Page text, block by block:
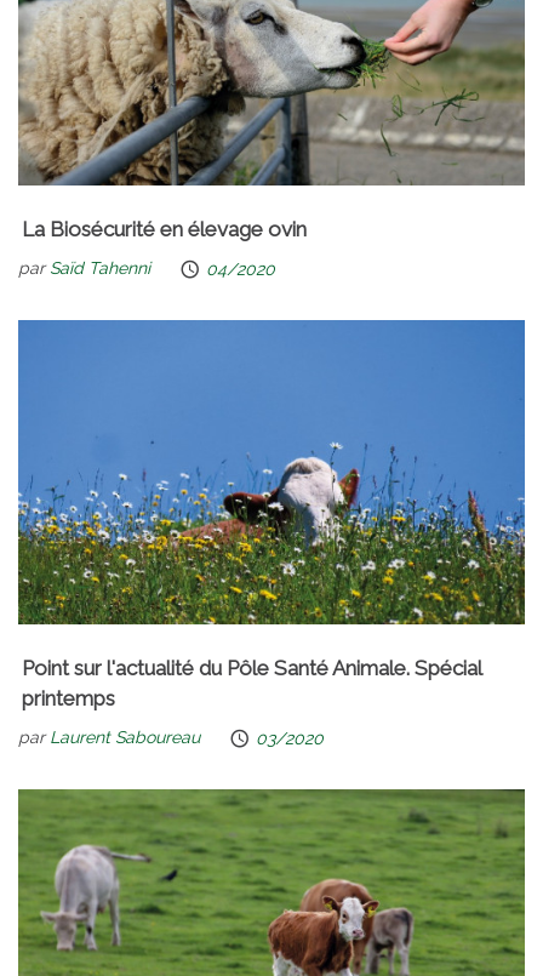
La Biosécurité en élevage ovin
parSaïd Tahenni 04/2020
Point sur l'actualité du Pôle Santé Animale. Spécial
printemps
parLaurent Saboureau 03/2020